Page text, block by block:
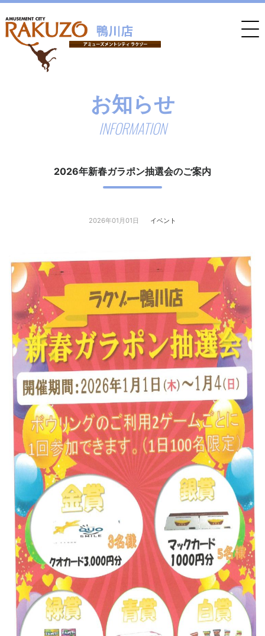
お知らせ
INFORMATION
2026年新春ガラポン抽選会のご案内
2026年01月01日 イベント